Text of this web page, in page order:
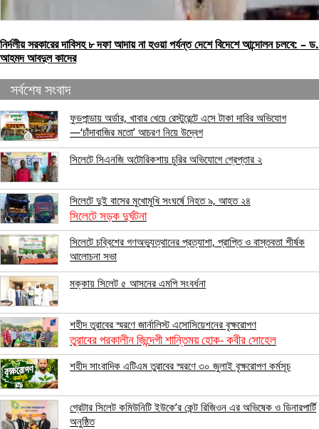
নির্দলীয় সরকারের দাবিসহ ৮ দফা আদায় না হওয়া পর্যন্ত দেশে বিদেশে আন্দোলন চলবে: – ড.
আহমদ আবদুল কাদের
সর্বশেষ সংবাদ
ফুডপান্ডায় অর্ডার, খাবার খেয়ে রেস্টুরেন্টে এসে টাকা দাবির অভিযোগ
—‘চাঁদাবাজির মতো’ আচরণ নিয়ে উদ্বেগ
সিলেটে সিএনজি অটোরিকশায় চুরির অভিযোগে গ্রেপ্তার ২
সিলেটে দুই বাসের মুখোমুখি সংঘর্ষে নিহত ৯, আহত ২৪
সিলেটে সড়ক দুর্ঘটনা
সিলেটে চব্বিশের গণঅভ্যুত্থানের প্রত্যাশা, প্রাপ্তি ও বাস্তবতা শীর্ষক
আলোচনা সভা
মক্কায় সিলেট ৫ আসনের এমপি সংবর্ধনা
শহীদ তুরাবের স্মরণে জার্নালিস্ট এসোসিয়েশনের বৃক্ষরোপণ
তুরাবের পরকালীন জিন্দেগী শান্তিময় হোক- কবীর সোহেল
শহীদ সাংবাদিক এটিএম তুরাবের স্মরণে ৩০ জুলাই বৃক্ষরোপণ কর্মসূচ
গ্রেটার সিলেট কমিউনিটি ইউকে’র কেন্ট রিজিওন এর অভিষেক ও ডিনারপার্টি
অনুষ্ঠিত